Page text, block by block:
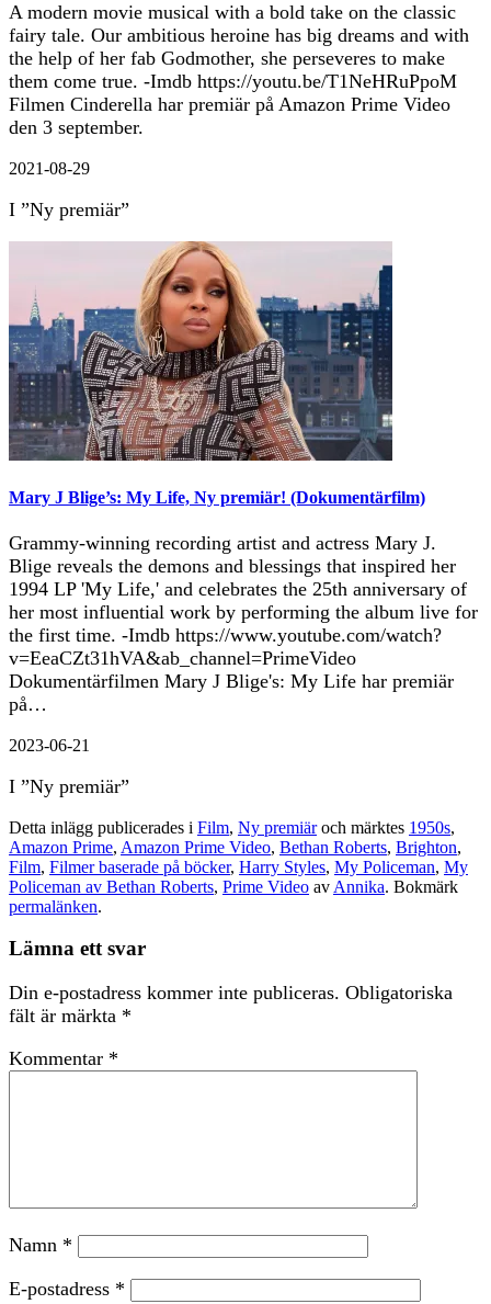
A modern movie musical with a bold take on the classic
fairy tale. Our ambitious heroine has big dreams and with
the help of her fab Godmother, she perseveres to make
them come true. -Imdb https://youtu.be/T1NeHRuPpoM
Filmen Cinderella har premiär på Amazon Prime Video
den 3 september.
2021-08-29
I ”Ny premiär”
Mary J Blige’s: My Life, Ny premiär! (Dokumentärfilm)
Grammy-winning recording artist and actress Mary J.
Blige reveals the demons and blessings that inspired her
1994 LP 'My Life,' and celebrates the 25th anniversary of
her most influential work by performing the album live for
the first time. -Imdb https://www.youtube.com/watch?
v=EeaCZt31hVA&ab_channel=PrimeVideo
Dokumentärfilmen Mary J Blige's: My Life har premiär
på…
2023-06-21
I ”Ny premiär”
Detta inlägg publicerades i Film, Ny premiäroch märktes 1950s,
Amazon Prime, Amazon Prime Video, Bethan Roberts, Brighton,
Film, Filmer baserade på böcker, Harry Styles, My Policeman, My
Policeman av Bethan Roberts, Prime Video av Annika. Bokmärk
permalänken.
Lämna ett svar
Din e-postadress kommer inte publiceras. Obligatoriska
fält är märkta *
Kommentar *
Namn *
E-postadress *